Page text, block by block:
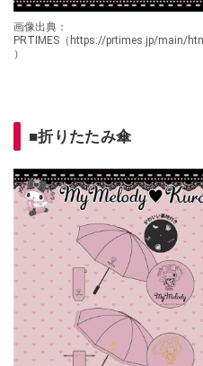
画像出典：
PRTIMES（https://prtimes.jp/main/
）
■折りたたみ傘